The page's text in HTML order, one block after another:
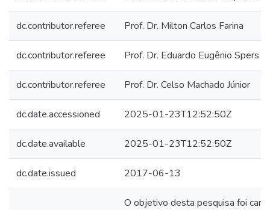
dc.contributor.referee Prof. Dr. Milton Carlos Farina
dc.contributor.referee Prof. Dr. Eduardo Eugênio Spers
dc.contributor.referee Prof. Dr. Celso Machado Júnior
dc.date.accessioned 2025-01-23T12:52:50Z
dc.date.available 2025-01-23T12:52:50Z
dc.date.issued 2017-06-13
O objetivo desta pesquisa foi